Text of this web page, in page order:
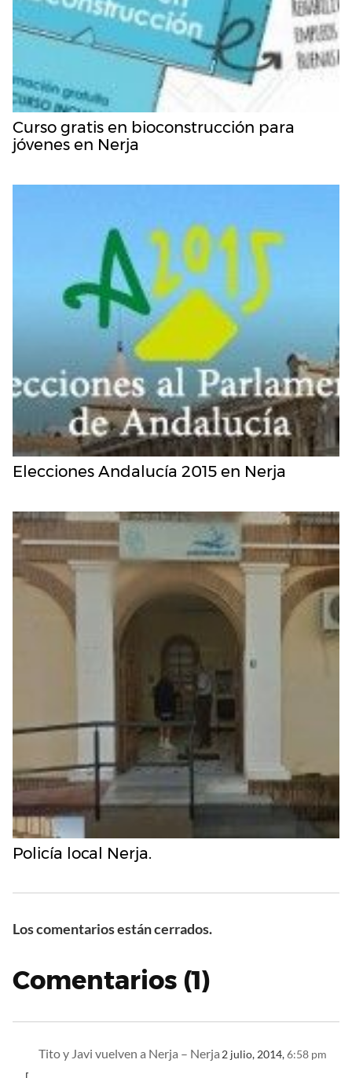
Curso gratis en bioconstrucción para
jóvenes en Nerja
Elecciones Andalucía 2015 en Nerja
Policía local Nerja.
Los comentarios están cerrados.
Comentarios (1)
Tito y Javi vuelven a Nerja – Nerja 2 julio, 2014,6:58 pm